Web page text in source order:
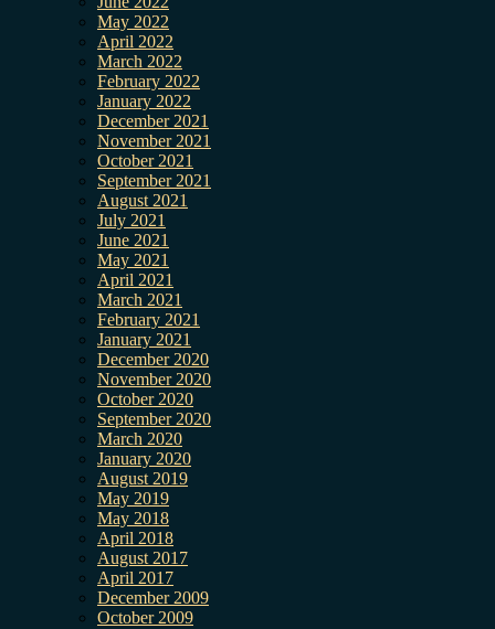
May 2022
April 2022
March 2022
February 2022
January 2022
December 2021
November 2021
October 2021
September 2021
August 2021
July 2021
June 2021
May 2021
April 2021
March 2021
February 2021
January 2021
December 2020
November 2020
October 2020
September 2020
March 2020
January 2020
August 2019
May 2019
May 2018
April 2018
August 2017
April 2017
December 2009
October 2009